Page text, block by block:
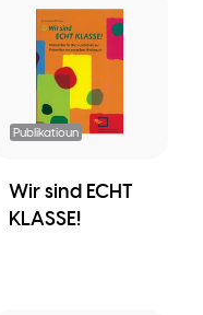
Publikatioun
Wir sind ECHT
KLASSE!